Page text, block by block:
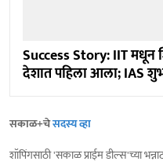
Success Story: IIT मधून
देशात पहिला आला; IAS
सकाळ+चेसदस्य व्हा
शॉपिंगसाठी 'सकाळ प्राईम डील्स'च्या